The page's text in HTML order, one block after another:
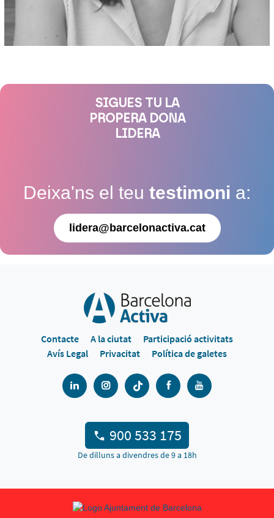
SIGUES TU LA
PROPERA DONA
LIDERA
Deixa'ns el teu testimoni a:
lidera@barcelonactiva.cat
Contacte A la ciutat
Participació activitats
Avís Legal
Privacitat Política de galetes
900 533 175
De dilluns a divendres de 9 a 18h